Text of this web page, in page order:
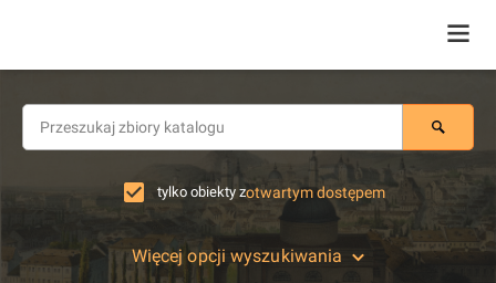
tylko obiekty zotwartym dostępem
Więcej opcji wyszukiwania